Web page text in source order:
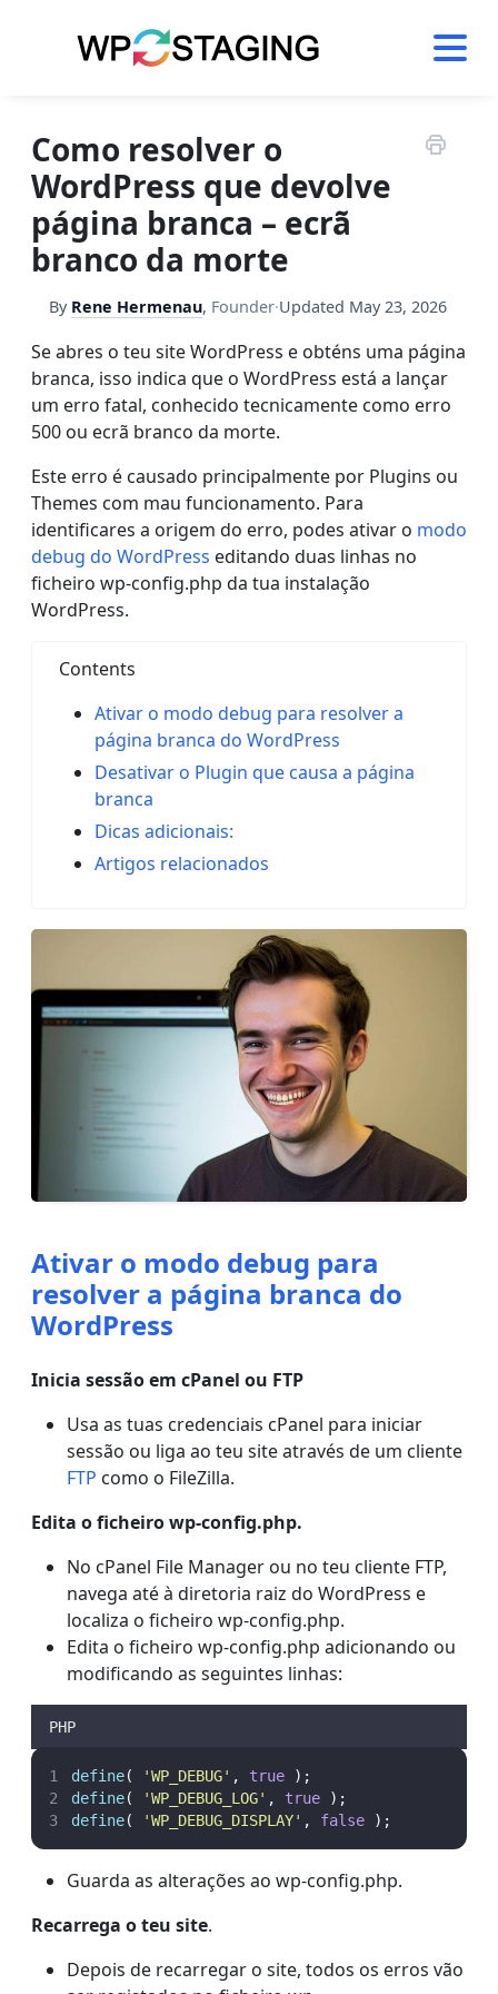
Como resolver o
WordPress que devolve
página branca – ecrã
branco da morte
By Rene Hermenau, Founder·Updated May 23, 2026
Se abres o teu site WordPress e obténs uma página
branca, isso indica que o WordPress está a lançar
um erro fatal, conhecido tecnicamente como erro
500 ou ecrã branco da morte.
Este erro é causado principalmente por Plugins ou
Themes com mau funcionamento. Para
identificares a origem do erro, podes ativar o modo
debug do WordPress editando duas linhas no
ficheiro wp-config.php da tua instalação
WordPress.
Contents
Ativar o modo debug para resolver a
página branca do WordPress
Desativar o Plugin que causa a página
branca
Dicas adicionais:
Artigos relacionados
Ativar o modo debug para
resolver a página branca do
WordPress
Inicia sessão em cPanel ou FTP
Usa as tuas credenciais cPanel para iniciar
sessão ou liga ao teu site através de um cliente
FTP como o FileZilla.
Edita o ficheiro wp-config.php.
No cPanel File Manager ou no teu cliente FTP,
navega até à diretoria raiz do WordPress e
localiza o ficheiro wp-config.php.
Edita o ficheiro wp-config.php adicionando ou
modificando as seguintes linhas:
PHP
define( 'WP_DEBUG' , true
);
define( 'WP_DEBUG_LOG' , true
);
define( 'WP_DEBUG_DISPLAY' , false );
Guarda as alterações ao wp-config.php.
Recarrega o teu site.
Depois de recarregar o site, todos os erros vão